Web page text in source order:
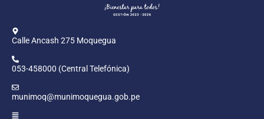
Calle Ancash 275 Moquegua
053-458000 (Central Telefónica)
munimoq@munimoquegua.gob.pe